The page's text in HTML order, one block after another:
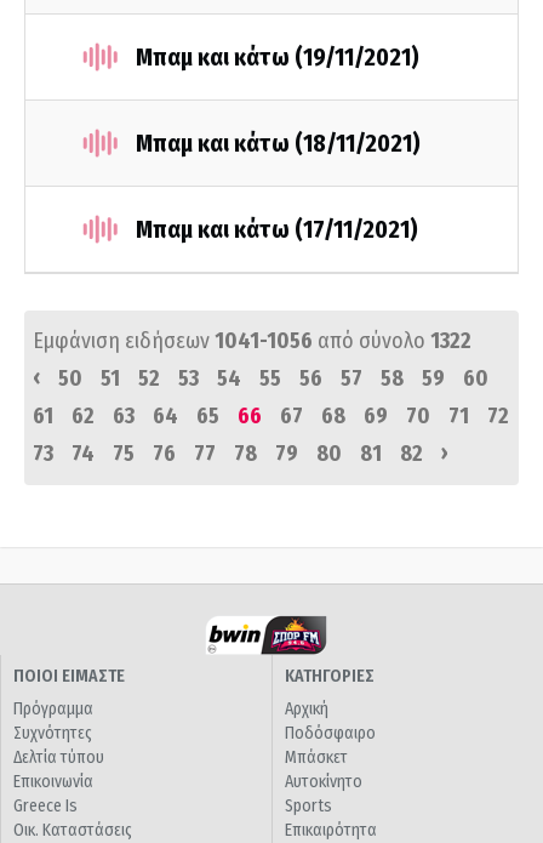
Μπαμ και κάτω (19/11/2021)
Μπαμ και κάτω (18/11/2021)
Μπαμ και κάτω (17/11/2021)
Εμφάνιση ειδήσεων1041-1056 από σύνολο 1322
‹
50 51 52 53 54 55 56 57 58 59
60
61
62 63 64 65 66 67 68 69 70 71
72
73
74 75 76 77 78 79 80 81 82 ›
ΠΟΙΟΙ ΕΙΜΑΣΤΕ
Πρόγραμμα
Συχνότητες
Δελτία τύπου
Επικοινωνία
Greece Is
Οικ. Καταστάσεις
ΚΑΤΗΓΟΡΙΕΣ
Αρχική
Ποδόσφαιρο
Μπάσκετ
Αυτοκίνητο
Sports
Επικαιρότητα